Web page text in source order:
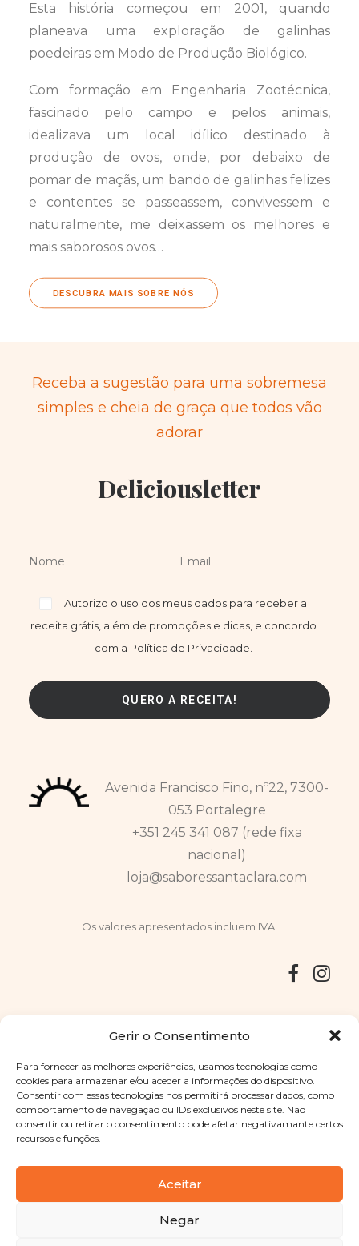
Gerir o Consentimento
Para fornecer as melhores experiências, usamos tecnologias como
cookies para armazenar e/ou aceder a informações do dispositivo.
Consentir com essas tecnologias nos permitirá processar dados, como
comportamento de navegação ou IDs exclusivos neste site. Não
consentir ou retirar o consentimento pode afetar negativamante certos
recursos e funções.
Aceitar
Negar
Esta história começou em 2001, quando
planeava uma exploração de galinhas
poedeiras em Modo de Produção Biológico.
Com formação em Engenharia Zootécnica,
fascinado pelo campo e pelos animais,
idealizava um local idílico destinado à
produção de ovos, onde, por debaixo de
pomar de maçãs, um bando de galinhas felizes
e contentes se passeassem, convivessem e
naturalmente, me deixassem os melhores e
mais saborosos ovos…
DESCUBRA MAIS SOBRE NÓS
Receba a sugestão para uma sobremesa
simples e cheia de graça que todos vão
adorar
Deliciousletter
Autorizo o uso dos meus dados para receber a
receita grátis, além de promoções e dicas, e concordo
com a Política de Privacidade.
Avenida Francisco Fino, nº22, 7300-
053 Portalegre
+351 245 341 087 (rede fixa
nacional)
loja@saboressantaclara.com
Os valores apresentados incluem IVA.
Copyright © 2025 Sabores Santa Clara
. Todos os direitos
reservadosPolítica de Privacidade |Termos e condições
Designed byShift Your Branding Agency